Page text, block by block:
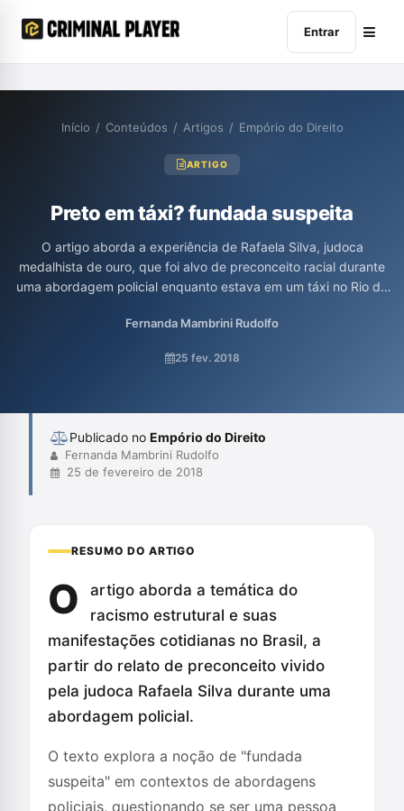
Entrar
Início / Conteúdos / Artigos / Empório do Direito
ARTIGO
Preto em táxi? fundada suspeita
O artigo aborda a experiência de Rafaela Silva, judoca
medalhista de ouro, que foi alvo de preconceito racial durante
uma abordagem policial enquanto estava em um táxi no Rio de
que recai sobre pessoas negras, questionando a legitimidade
persistência do racismo estrutural no Brasil e a necessidade de
Fernanda Mambrini Rudolfo
25 fev. 2018
Publicado no Empório do Direito
Fernanda Mambrini Rudolfo
25 de fevereiro de 2018
RESUMO DO ARTIGO
O
artigo aborda a temática do
racismo estrutural e suas
manifestações cotidianas no Brasil, a
partir do relato de preconceito vivido
pela judoca Rafaela Silva durante uma
abordagem policial.
O texto explora a noção de "fundada
suspeita" em contextos de abordagens
policiais, questionando se ser uma pessoa